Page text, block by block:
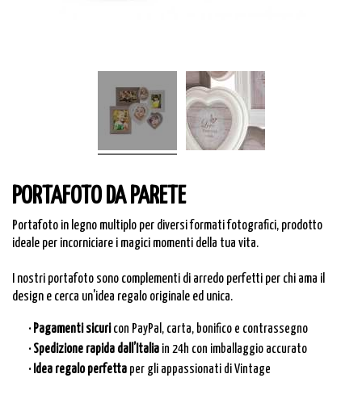
PORTAFOTO DA PARETE
Portafoto in legno multiplo per diversi formati fotografici, prodotto
ideale per incorniciare i magici momenti della tua vita.
I nostri portafoto sono complementi di arredo perfetti per chi ama il
design e cerca un'idea regalo originale ed unica.
· Pagamenti sicuri con PayPal, carta, bonifico e contrassegno
· Spedizione rapida dall’Italia in 24h con imballaggio accurato
· Idea regalo perfetta per gli appassionati di Vintage